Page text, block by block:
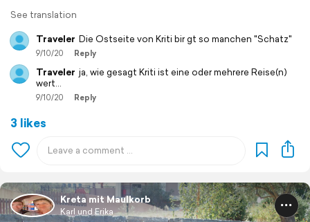
See translation
Traveler Die Ostseite von Kriti bir gt so manchen "Schatz"
9/10/20 Reply
Traveler ja, wie gesagt Kriti ist eine oder mehrere Reise(n)
wert...
9/10/20 Reply
3 likes
Kreta mit Maulkorb
Karl und Erika